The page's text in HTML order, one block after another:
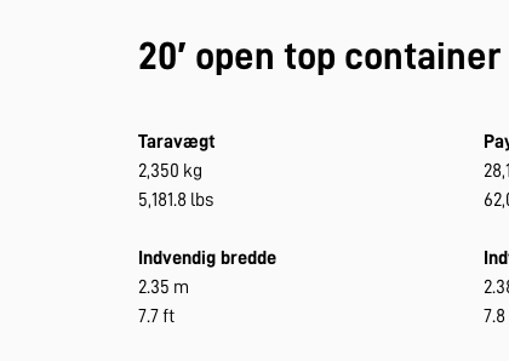
20′ open top container
Taravægt
2,350 kg
5,181.8 lbs
Indvendig bredde
2.35 m
7.7 ft